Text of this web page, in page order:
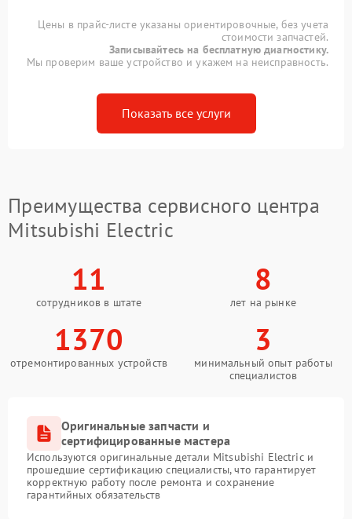
Цены в прайс-листе указаны ориентировочные, без учета
стоимости запчастей.
Записывайтесь на бесплатную диагностику.
Мы проверим ваше устройство и укажем на неисправность.
Показать все услуги
Преимущества сервисного центра
Mitsubishi Electric
11
сотрудников в штате
8
лет на рынке
1370
отремонтированных устройств
3
минимальный опыт работы
специалистов
Оригинальные запчасти и
сертифицированные мастера
Используются оригинальные детали Mitsubishi Electric и
прошедшие сертификацию специалисты, что гарантирует
корректную работу после ремонта и сохранение
гарантийных обязательств